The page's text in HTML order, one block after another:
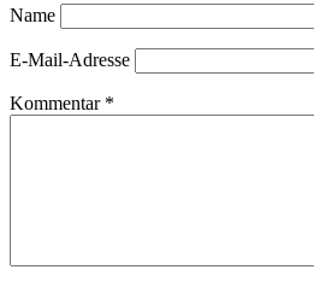
Name
E-Mail-Adresse
Kommentar *